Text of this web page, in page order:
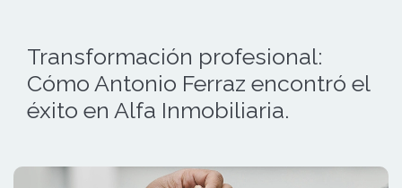
Transformación profesional:
Cómo Antonio Ferraz encontró el
éxito en Alfa Inmobiliaria.